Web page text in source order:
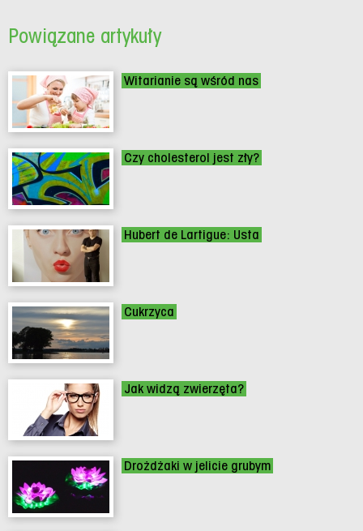
Powiązane artykuły
Witarianie są wśród nas
Czy cholesterol jest zły?
Hubert de Lartigue: Usta
Cukrzyca
Jak widzą zwierzęta?
Drożdżaki w jelicie grubym